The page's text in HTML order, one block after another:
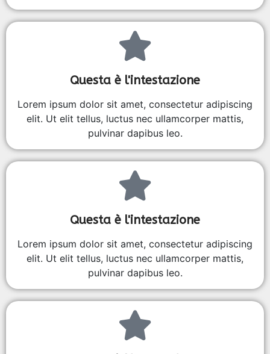
Questa è l'intestazione
Lorem ipsum dolor sit amet, consectetur adipiscing
elit. Ut elit tellus, luctus nec ullamcorper mattis,
pulvinar dapibus leo.
Questa è l'intestazione
Lorem ipsum dolor sit amet, consectetur adipiscing
elit. Ut elit tellus, luctus nec ullamcorper mattis,
pulvinar dapibus leo.